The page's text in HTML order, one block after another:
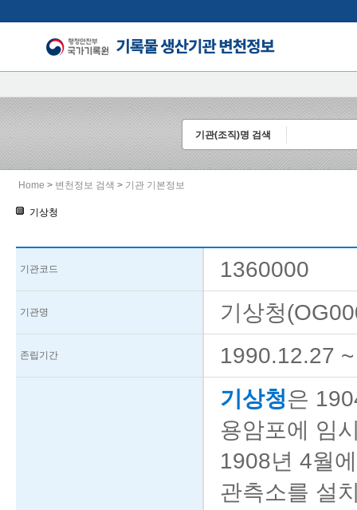
기관(조직)명 검색
Home > 변천정보 검색 > 기관 기본정보
기상청
기관코드 1360000
기관명 기상청
존립기간 1990.12.27
기상청은
용암포에 임
1908년 4월
관측소를 설